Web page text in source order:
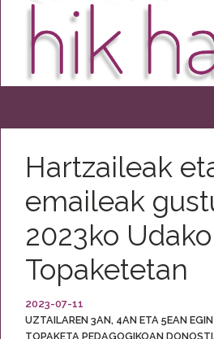
Hartzaileak
emaileak
2023ko Udako
Topaketetan
2023-07-11
UZTAILAREN 3AN, 4AN ETA 5EAN
TOPAKETA PEDAGOGIKOAN